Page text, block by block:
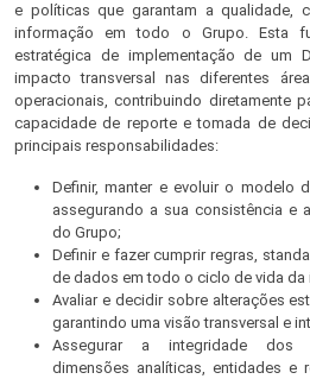
e políticas que garantam a qualidade,
informação em todo o Grupo. Esta
estratégica de implementação de um
impacto transversal nas diferentes
operacionais, contribuindo diretamente
capacidade de reporte e tomada de
principais responsabilidades:
Definir, manter e evoluir o modelo
assegurando a sua consistência e
do Grupo;
Definir e fazer cumprir regras,
de dados em todo o ciclo de vida da
Avaliar e decidir sobre alterações
garantindo uma visão transversal e
Assegurar a integridade dos
dimensões analíticas, entidades e